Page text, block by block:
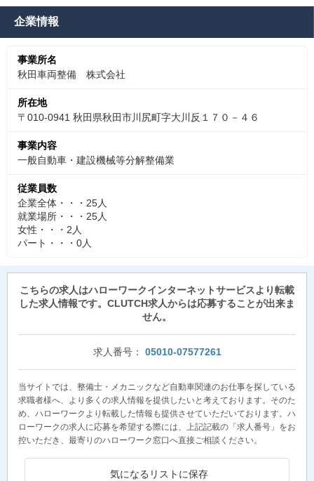
企業情報
事業所名
秋田車両整備 株式会社
所在地
〒010-0941 秋田県秋田市川尻町字大川反１７０－４６
事業内容
一般自動車・建設機械等分解整備業
従業員数
企業全体・・・25人
就業場所・・・25人
女性・・・2人
パート・・・0人
こちらの求人はハローワークインターネットサービスより転載
した求人情報です。CLUTCH求人からは応募することが出来ま
せん。
求人番号： 05010-07577261
当サイトでは、整備士・メカニックなど自動車関連のお仕事を探している
求職者様へ、より多くの求人情報を提供したいと考えております。そのた
め、ハローワークより転載した情報も提供させていただいております。ハ
ローワークの求人に応募を希望する際には、上記記載の「求人番号」をお
控いただき、最寄りのハローワーク窓口へ直接ご相談ください。
気になるリストに保存